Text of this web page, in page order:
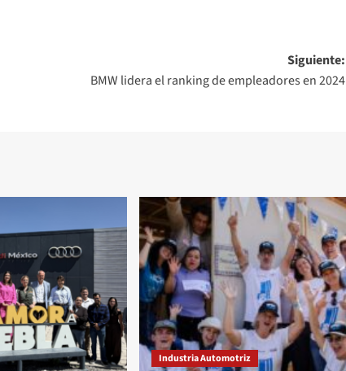
Siguiente:
BMW lidera el ranking de empleadores en 2024
Industria Automotriz